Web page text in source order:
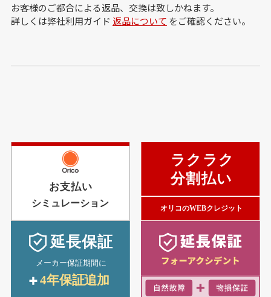
お客様のご都合による返品、交換は致しかねます。
詳しくは弊社利用ガイド 返品について をご確認ください。